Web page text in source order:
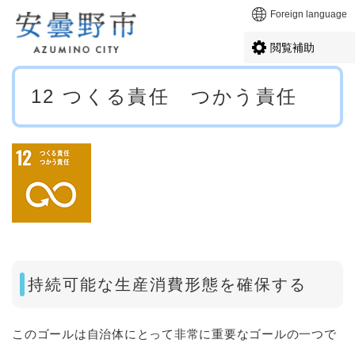
メニューを飛ばして本文へ Foreign language
閲覧補助
本
12 つくる責任 つかう責任
持続可能な生産消費形態を確保する
このゴールは自治体にとって非常に重要なゴールの一つで